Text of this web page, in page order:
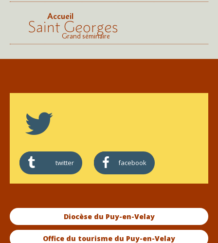
Accueil
Saint Georges
Grand séminaire
twitter facebook
Diocèse du Puy-en-Velay
Office du tourisme du Puy-en-Velay